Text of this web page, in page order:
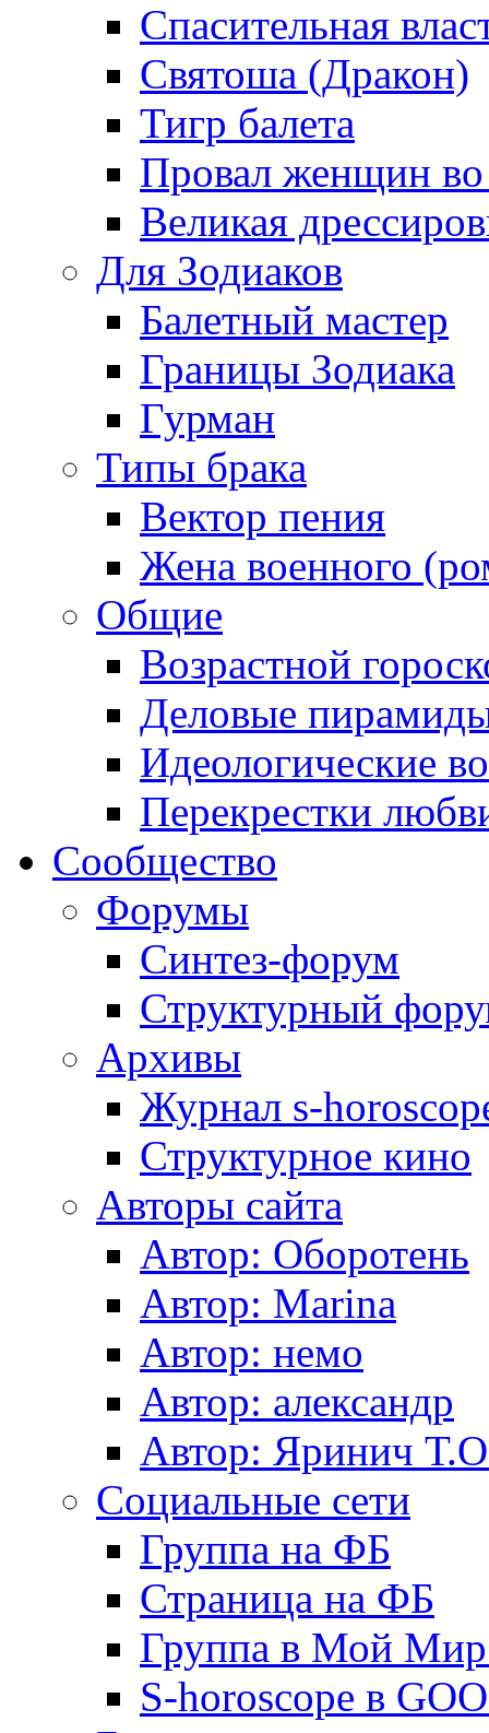
Спасительная
Святоша (Дракон)
Тигр балета
Провал женщин во
Великая
Для Зодиаков
Балетный мастер
Границы Зодиака
Гурман
Типы брака
Вектор пения
Жена военного
Общие
Возрастной
Деловые
Идеологические
Перекрестки
Сообщество
Форумы
Синтез-форум
Структурный
Архивы
Журнал s-
Структурное кино
Авторы сайта
Автор: Оборотень
Автор: Marina
Автор: немo
Автор: александр
Автор: Яринич
Социальные сети
Группа на ФБ
Страница на ФБ
Группа в Мой
S-horoscope в